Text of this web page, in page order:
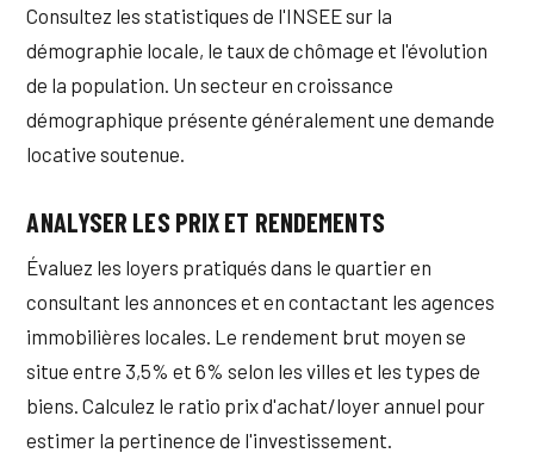
Consultez les statistiques de l'INSEE sur la
démographie locale, le taux de chômage et l'évolution
de la population. Un secteur en croissance
démographique présente généralement une demande
locative soutenue.
ANALYSER LES PRIX ET RENDEMENTS
Évaluez les loyers pratiqués dans le quartier en
consultant les annonces et en contactant les agences
immobilières locales. Le rendement brut moyen se
situe entre 3,5% et 6% selon les villes et les types de
biens. Calculez le ratio prix d'achat/loyer annuel pour
estimer la pertinence de l'investissement.